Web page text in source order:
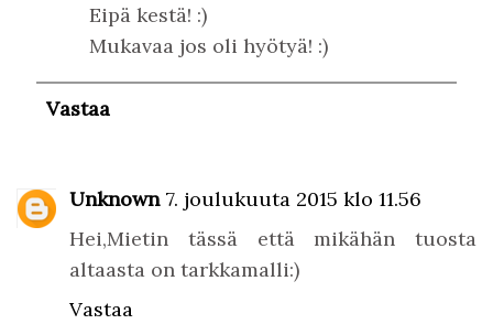
Eipä kestä! :)
Mukavaa jos oli hyötyä! :)
Vastaa
Unknown 7. joulukuuta 2015 klo 11.56
Hei,Mietin tässä että mikähän tuosta
altaasta on tarkkamalli:)
Vastaa